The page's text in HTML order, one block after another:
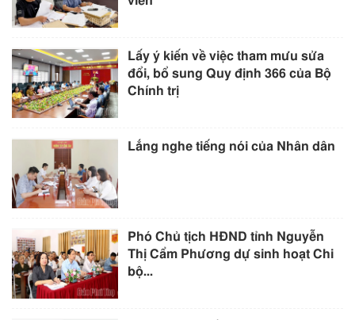
Lấy ý kiến về việc tham mưu sửa
đổi, bổ sung Quy định 366 của Bộ
Chính trị
Lắng nghe tiếng nói của Nhân dân
Phó Chủ tịch HĐND tỉnh Nguyễn
Thị Cẩm Phương dự sinh hoạt Chi
bộ...